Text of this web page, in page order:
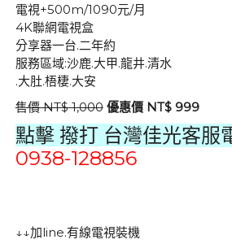
電視+500m/1090元/月
4K聯網電視盒
分享器一台.二年約
服務區域:沙鹿.大甲.龍井.清水
.大肚.梧棲.大安
售價 NT$ 1,000 優惠價 NT$ 999
點擊 撥打 台灣佳光客服
0938-128856
↓↓加line.有線電視裝機